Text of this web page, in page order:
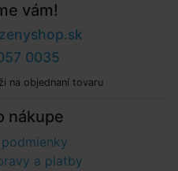
vám!
0035
na objednaní tovaru
nákupe
a platby